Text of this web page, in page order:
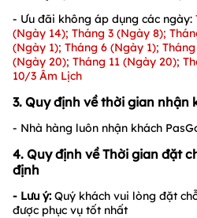
- Ưu đãi không áp dụng các ngày:
(Ngày 14); Tháng 3 (Ngày 8);
(Ngày 1); Tháng 6 (Ngày 1);
(Ngày 20); Tháng 11 (Ngày 20);
10/3 Âm Lịch
3. Quy định về thời gian nhận
- Nhà hàng luôn nhận khách
4. Quy định về Thời gian đặt
định
- Lưu ý: Quý khách vui lòng đặt
được phục vụ tốt nhất